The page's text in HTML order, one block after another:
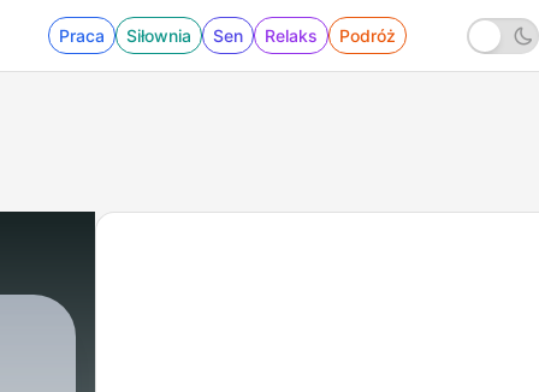
Praca Siłownia Sen Relaks Podróż